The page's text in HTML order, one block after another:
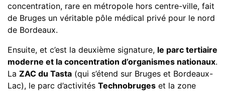
concentration, rare en métropole hors centre-ville, fait
de Bruges un véritable pôle médical privé pour le nord
de Bordeaux.
Ensuite, et c’est la deuxième signature, le parc tertiaire
moderne et la concentration d’organismes nationaux.
La ZAC du Tasta (qui s’étend sur Bruges et Bordeaux-
Lac), le parc d’activités Technobruges et la zone